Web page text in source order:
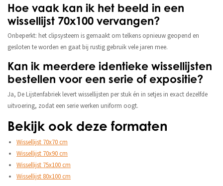
Hoe vaak kan ik het beeld in een
wissellijst 70x100 vervangen?
Onbeperkt: het clipsysteem is gemaakt om telkens opnieuw geopend en
gesloten te worden en gaat bij rustig gebruik vele jaren mee.
Kan ik meerdere identieke wissellijsten
bestellen voor een serie of expositie?
Ja, De Lijstenfabriek levert wissellijsten per stuk én in setjes in exact dezelfde
uitvoering, zodat een serie werken uniform oogt.
Bekijk ook deze formaten
Wissellijst 70x70 cm
Wissellijst 70x90 cm
Wissellijst 75x100 cm
Wissellijst 80x100 cm